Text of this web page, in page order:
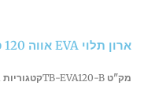
ס"מ
משטח
ארון תלוי EVA אווה 120 ס"מ עם משטח בוצ'ר\קוריאן
מק"ט TB-EVA120-Bקטגוריות